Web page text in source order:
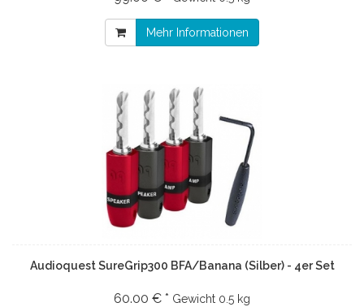
Mehr Informationen
Audioquest SureGrip300 BFA/Banana (Silber) - 4er Set
60.00 € * Gewicht 0.5 kg